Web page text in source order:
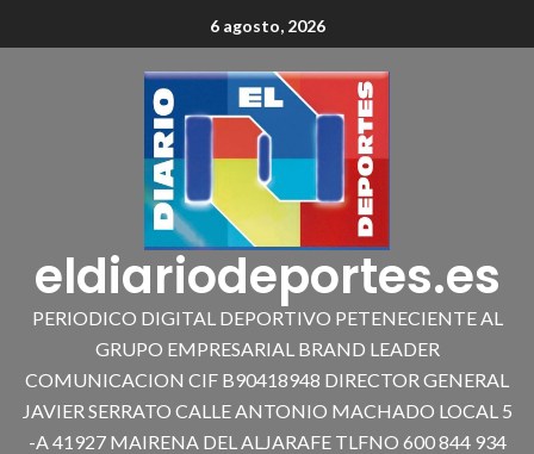
6 agosto, 2026
eldiariodeportes.es
PERIODICO DIGITAL DEPORTIVO PETENECIENTE AL
GRUPO EMPRESARIAL BRAND LEADER
COMUNICACION CIF B90418948 DIRECTOR GENERAL
JAVIER SERRATO CALLE ANTONIO MACHADO LOCAL 5
-A 41927 MAIRENA DEL ALJARAFE TLFNO 600 844 934